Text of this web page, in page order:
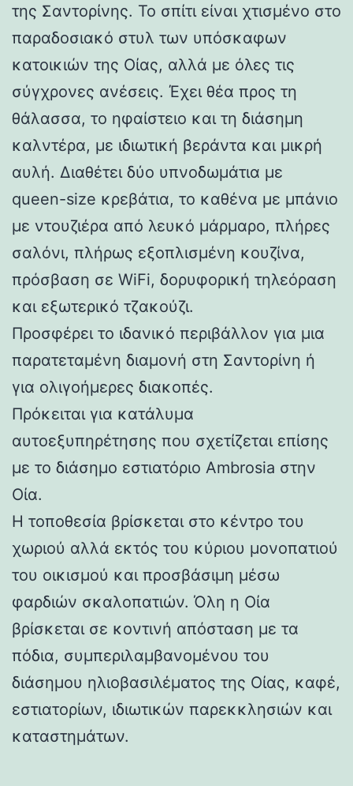
της Σαντορίνης. Το σπίτι είναι χτισμένο στο
παραδοσιακό στυλ των υπόσκαφων
κατοικιών της Οίας, αλλά με όλες τις
σύγχρονες ανέσεις. Έχει θέα προς τη
θάλασσα, το ηφαίστειο και τη διάσημη
καλντέρα, με ιδιωτική βεράντα και μικρή
αυλή. Διαθέτει δύο υπνοδωμάτια με
queen-size κρεβάτια, το καθένα με μπάνιο
με ντουζιέρα από λευκό μάρμαρο, πλήρες
σαλόνι, πλήρως εξοπλισμένη κουζίνα,
πρόσβαση σε WiFi, δορυφορική τηλεόραση
και εξωτερικό τζακούζι.
Προσφέρει το ιδανικό περιβάλλον για μια
παρατεταμένη διαμονή στη Σαντορίνη ή
για ολιγοήμερες διακοπές.
Πρόκειται για κατάλυμα
αυτοεξυπηρέτησης που σχετίζεται επίσης
με το διάσημο εστιατόριο Ambrosia στην
Οία.
Η τοποθεσία βρίσκεται στο κέντρο του
χωριού αλλά εκτός του κύριου μονοπατιού
του οικισμού και προσβάσιμη μέσω
φαρδιών σκαλοπατιών. Όλη η Οία
βρίσκεται σε κοντινή απόσταση με τα
πόδια, συμπεριλαμβανομένου του
διάσημου ηλιοβασιλέματος της Οίας, καφέ,
εστιατορίων, ιδιωτικών παρεκκλησιών και
καταστημάτων.